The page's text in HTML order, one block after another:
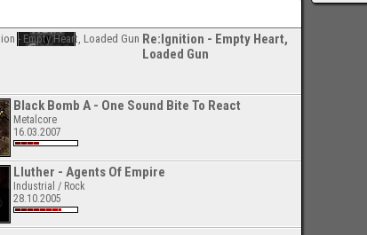
Re:Ignition - Empty Heart,
Loaded Gun
Black Bomb A - One Sound Bite To React
Metalcore
16.03.2007
Lluther - Agents Of Empire
Industrial / Rock
28.10.2005